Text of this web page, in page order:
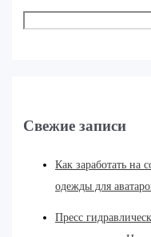
Свежие записи
Как заработать на
одежды для
Пресс